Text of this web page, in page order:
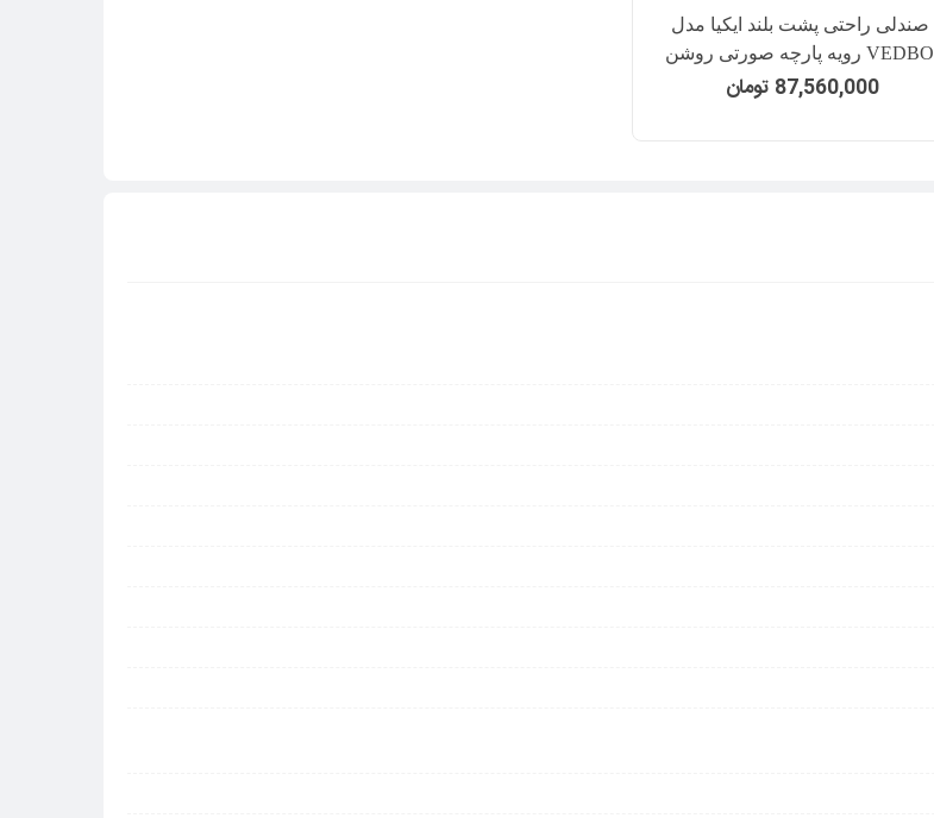
صندلی راحتی پشت بلند ایکیا مدل
VEDBO رویه پارچه صورتی روشن
87,560,000 تومان